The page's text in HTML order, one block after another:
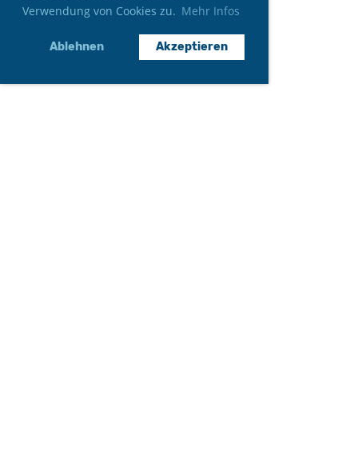
Verwendung von Cookies zu. Mehr Infos
Ablehnen Akzeptieren